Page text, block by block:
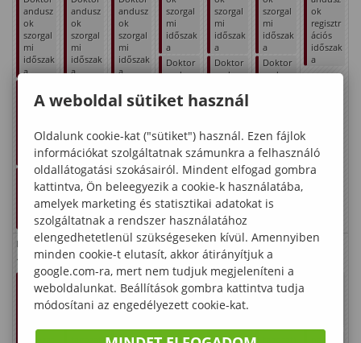
andusz
ok
szorgal
mi
időszak
a
andusz
ációs
időszak
Doktor
andusz
ok első
oktatás
i napja
andusz
ok
szorgal
mi
időszak
a
andusz
ációs
időszak
a
andusz
ok
szorgal
mi
időszak
a
andusz
ációs
időszak
a
szorgal
mi
időszak
a
Doktor
andusz
regisztr
a
szorgal
mi
időszak
a
Doktor
andusz
regisztr
a
szorgal
mi
időszak
a
Doktor
andusz
a
ok
regisztr
ációs
időszak
a
Donát
17
Regisztr
ációs
időszak
Bernadett
18
Regisztr
ációs
időszak
ő
Zsuzsanna
19
Regisztr
ációs
időszak
(levelez
ő
tagozat
Álmos
20
Regisztr
ációs
időszak
ő
tagozat)
Eleonóra
21
Regisztr
ációs
időszak
ő
tagozat)
Gerzson
22
Regisztr
ációs
ő
Alfréd
oktatási
A weboldal sütiket használ
Oldalunk cookie-kat ("sütiket") használ. Ezen fájlok
információkat szolgáltatnak számunkra a felhasználó
oldallátogatási szokásairól. Mindent elfogad gombra
kattintva, Ön beleegyezik a cookie-k használatába,
amelyek marketing és statisztikai adatokat is
szolgáltatnak a rendszer használatához
elengedhetetlenül szükségeseken kívül. Amennyiben
minden cookie-t elutasít, akkor átirányítjuk a
google.com-ra, mert nem tudjuk megjeleníteni a
weboldalunkat. Beállítások gombra kattintva tudja
módosítani az engedélyezett cookie-kat.